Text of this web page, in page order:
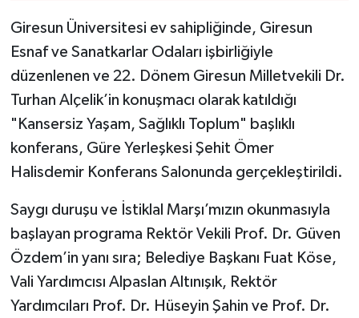
Giresun Üniversitesi ev sahipliğinde, Giresun
Esnaf ve Sanatkarlar Odaları işbirliğiyle
düzenlenen ve 22. Dönem Giresun Milletvekili Dr.
Turhan Alçelik’in konuşmacı olarak katıldığı
"Kansersiz Yaşam, Sağlıklı Toplum" başlıklı
konferans, Güre Yerleşkesi Şehit Ömer
Halisdemir Konferans Salonunda gerçekleştirildi.
Saygı duruşu ve İstiklal Marşı’mızın okunmasıyla
başlayan programa Rektör Vekili Prof. Dr. Güven
Özdem’in yanı sıra; Belediye Başkanı Fuat Köse,
Vali Yardımcısı Alpaslan Altınışık, Rektör
Yardımcıları Prof. Dr. Hüseyin Şahin ve Prof. Dr.